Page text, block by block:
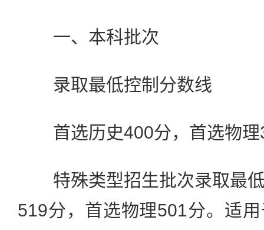
一、本科批次
录取最低控制分数线
首选历史400分，首选物理
特殊类型招生批次录取最低
519分，首选物理501分。适